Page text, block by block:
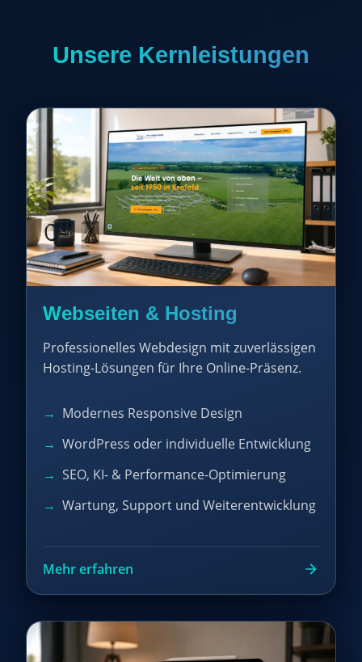
Unsere Kernleistungen
Webseiten & Hosting
Professionelles Webdesign mit zuverlässigen
Hosting-Lösungen für Ihre Online-Präsenz.
Modernes Responsive Design
WordPress oder individuelle Entwicklung
SEO, KI- & Performance-Optimierung
Wartung, Support und Weiterentwicklung
Mehr erfahren